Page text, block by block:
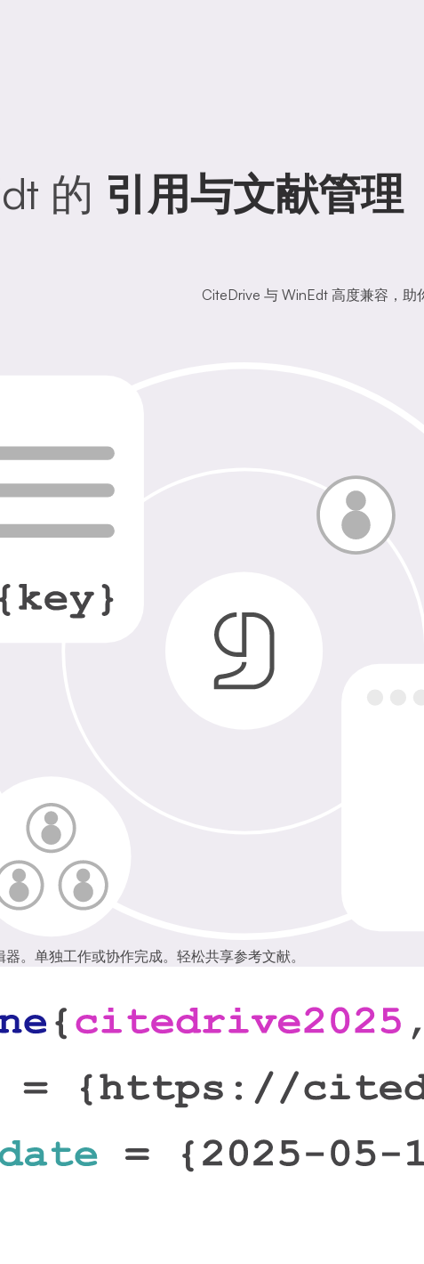
的 引用与文献管理
CiteDrive 与 WinEdt 高度兼容，
。单独工作或协作完成。轻松共享参考文献。